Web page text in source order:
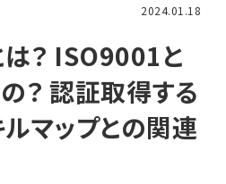
2024.01.18
？ ISO9001と
？ 認証取得する
ルマップとの関連